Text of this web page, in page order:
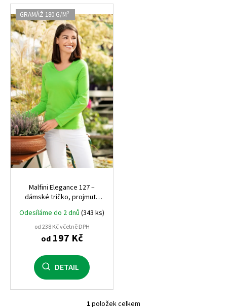
V
ý
p
i
s
p
r
o
d
u
k
t
ů
GRAMÁŽ 180 G/M²
Malfini Elegance 127 –
dámské tričko, projmutý
Odesíláme do 2 dnů (343 ks)
od 238 Kč včetně DPH
od197 Kč
DETAIL
1položek celkem